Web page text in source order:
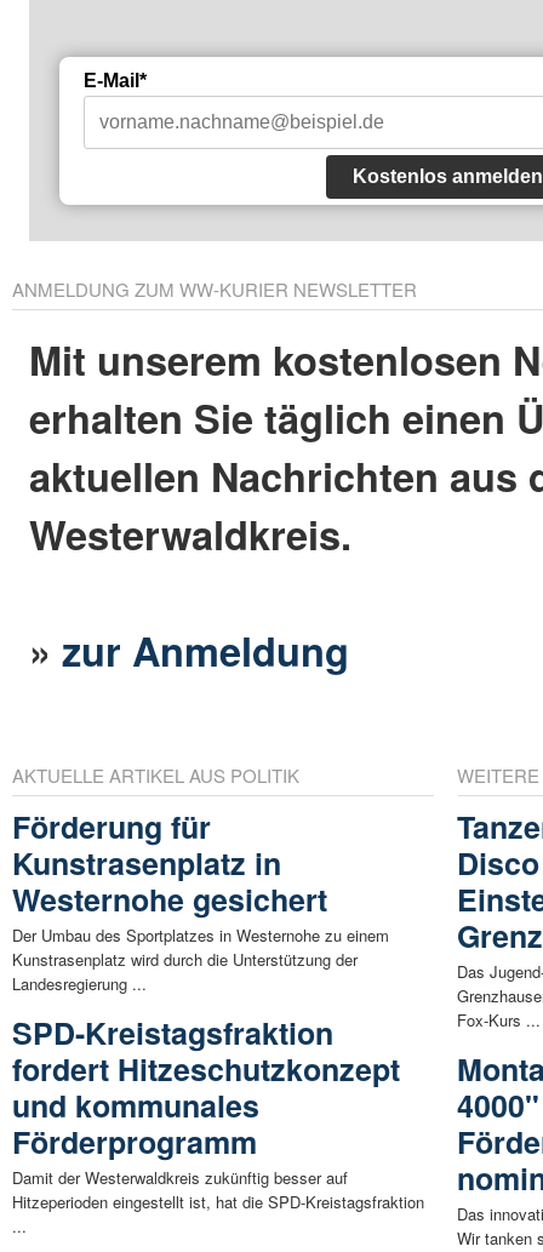
E-Mail*
Kostenlos anmelden
ANMELDUNG ZUM WW-KURIER NEWSLETTER
Mit unserem kostenlosen
erhalten Sie täglich einen
aktuellen Nachrichten aus
Westerwaldkreis.
»zur Anmeldung
AKTUELLE ARTIKEL AUS POLITIK
Förderung für
Kunstrasenplatz in
Westernohe gesichert
Der Umbau des Sportplatzes in Westernohe zu einem
Kunstrasenplatz wird durch die Unterstützung der
Landesregierung ...
SPD-Kreistagsfraktion
fordert Hitzeschutzkonzept
und kommunales
Förderprogramm
Damit der Westerwaldkreis zukünftig besser auf
Hitzeperioden eingestellt ist, hat die SPD-Kreistagsfraktion
...
Das
Fox-Kurs ...
Das
Wir tanken